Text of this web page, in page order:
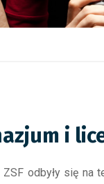
i
odbyły się